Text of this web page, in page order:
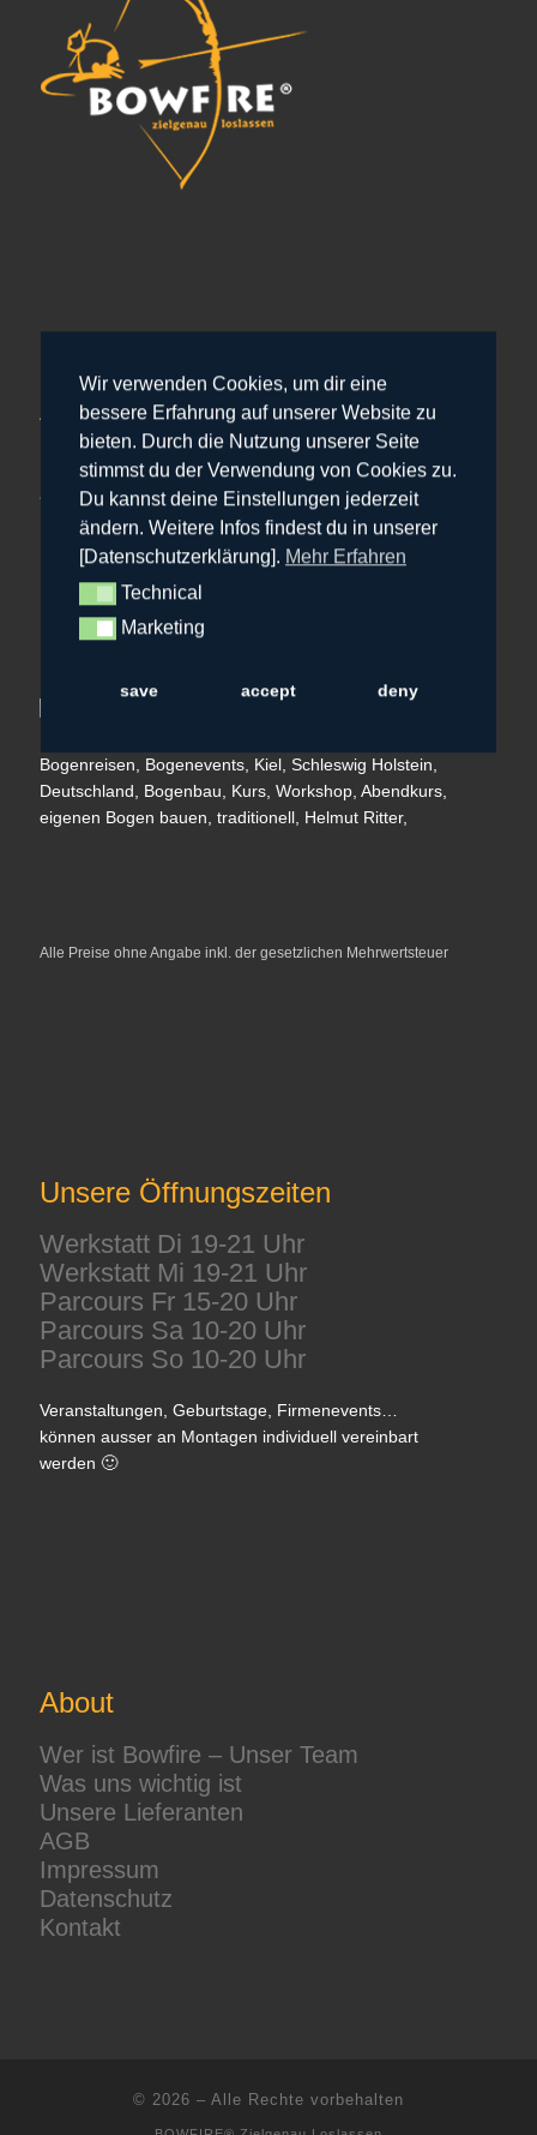
Adresse & Kontakt
Herrenhaus
Am Gut 7
24107 Quarnbek
+49 151 207 30 333
hr@bowfire.de
Alle Preise ohne Angabe inkl. der gesetzlichen Mehrwertsteuer
Unsere Öffnungszeiten
Werkstatt Di 19-21 Uhr
Werkstatt Mi 19-21 Uhr
Parcours Fr 15-20 Uhr
Parcours Sa 10-20 Uhr
Parcours So 10-20 Uhr
Veranstaltungen, Geburtstage, Firmenevents…
können ausser an Montagen individuell vereinbart
werden 🙂
About
Wer ist Bowfire – Unser Team
Was uns wichtig ist
Unsere Lieferanten
AGB
Impressum
Datenschutz
Kontakt
© 2026 – Alle Rechte vorbehalten
Wir verwenden Cookies, um dir eine
bessere Erfahrung auf unserer Website zu
bieten. Durch die Nutzung unserer Seite
stimmst du der Verwendung von Cookies zu.
Du kannst deine Einstellungen jederzeit
ändern. Weitere Infos findest du in unserer
[Datenschutzerklärung]. Mehr Erfahren
Technical
Technical
Marketing
Marketing
save accept deny